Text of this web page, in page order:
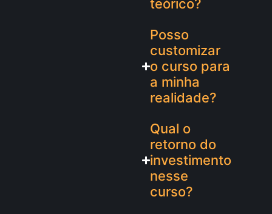
teórico?
Posso
customizar
o curso para
a minha
realidade?
Qual o
retorno do
investimento
nesse
curso?